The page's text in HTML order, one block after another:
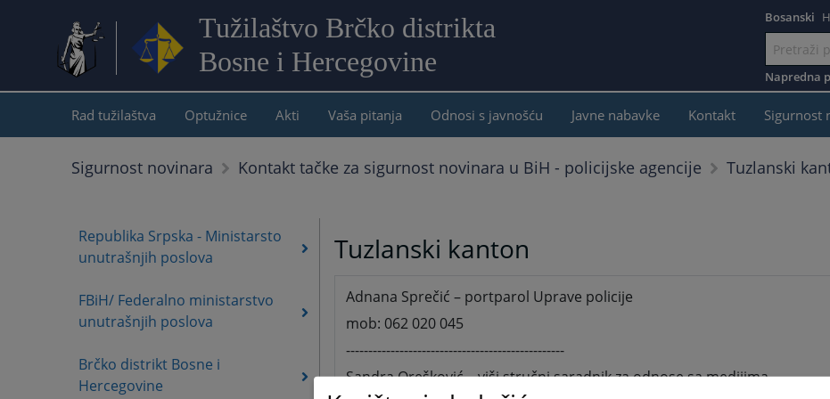
Tužilaštvo Brčko distrikta
Bosne i Hercegovine
sadržaj
Bosanski
Napredna
Rad tužilaštva Optužnice Akti Vaša pitanja Odnosi s javnošću Javne nabavke Kontakt Sigurnost
Sigurnost novinara Kontakt tačke za sigurnost novinara u BiH - policijske agencije Tuzlanski
Republika Srpska - Ministarsto
unutrašnjih poslova
FBiH/ Federalno ministarstvo
unutrašnjih poslova
Brčko distrikt Bosne i
Hercegovine
Tuzlanski kanton
Adnana Sprečić – portparol Uprave policije
mob: 062 020 045
-------------------------------------------------
Sandra Orešković – viši stručni saradnik za odnose sa medijima